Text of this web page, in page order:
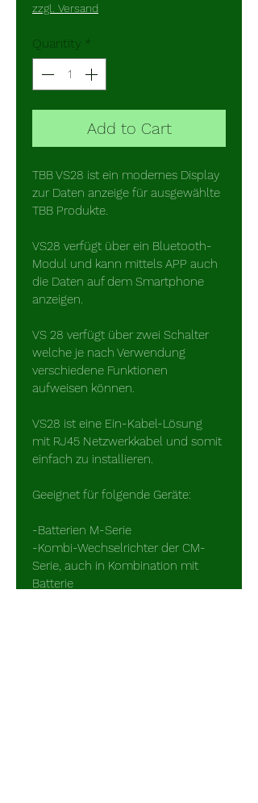
zzgl. Versand
Quantity *
Add to Cart
TBB VS28 ist ein modernes Display
zur Daten anzeige für ausgewählte
TBB Produkte.
VS28 verfügt über ein Bluetooth-
Modul und kann mittels APP auch
die Daten auf dem Smartphone
anzeigen.
VS 28 verfügt über zwei Schalter
welche je nach Verwendung
verschiedene Funktionen
aufweisen können.
VS28 ist eine Ein-Kabel-Lösung
mit RJ45 Netzwerkkabel und somit
einfach zu installieren.
Geeignet für folgende Geräte:
-Batterien M-Serie
-Kombi-Wechselrichter der CM-
Serie, auch in Kombination mit
Batterie